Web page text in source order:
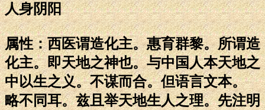
人身阴阳
属性：西医谓造化主。惠育群黎。所谓造
化主。即天地之神也。与中国人本天地之
中以生之义。不谋而合。但语言文本。
略不同耳。兹且举天地生人之理。先注明